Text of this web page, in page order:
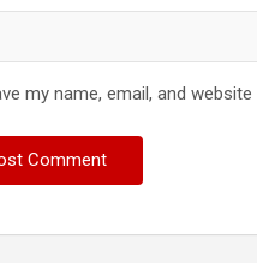
my name, email, and